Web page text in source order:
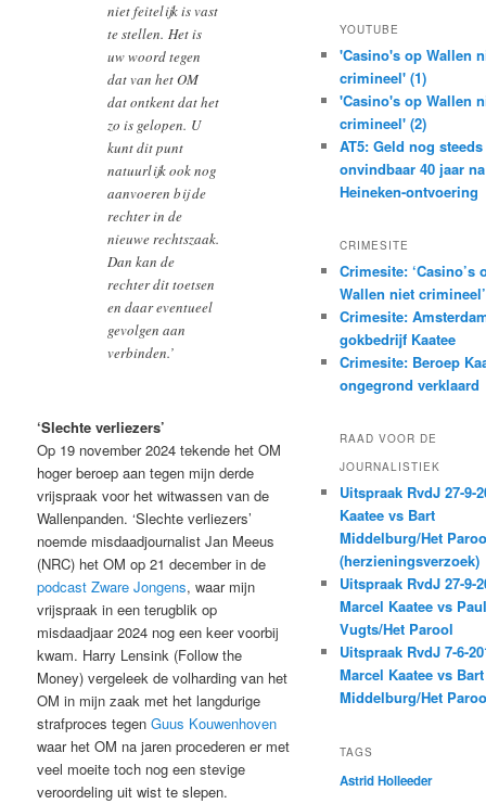
niet feitelijk is vast
te stellen. Het is
uw woord tegen
dat van het OM
dat ontkent dat het
zo is gelopen. U
kunt dit punt
natuurlijk ook nog
aanvoeren bij de
rechter in de
nieuwe rechtszaak.
Dan kan de
rechter dit toetsen
en daar eventueel
gevolgen aan
verbinden.’
‘Slechte verliezers’
Op 19 november 2024 tekende het OM
hoger beroep aan tegen mijn derde
vrijspraak voor het witwassen van de
Wallenpanden. ‘Slechte verliezers’
noemde misdaadjournalist Jan Meeus
(NRC) het OM op 21 december in de
podcast Zware Jongens, waar mijn
vrijspraak in een terugblik op
misdaadjaar 2024 nog een keer voorbij
kwam. Harry Lensink (Follow the
Money) vergeleek de volharding van het
OM in mijn zaak met het langdurige
strafproces tegenGuus Kouwenhoven
waar het OM na jaren procederen er met
veel moeite toch nog een stevige
veroordeling uit wist te slepen.
YOUTUBE
'Casino's op Wallen
crimineel' (1)
'Casino's op Wallen
crimineel' (2)
AT5: Geld nog steeds
onvindbaar 40 jaar
Heineken-ontvoering
CRIMESITE
Crimesite: ‘Casino’s
Wallen niet crimineel’
Crimesite:
gokbedrijf Kaatee
Crimesite: Beroep
ongegrond verklaard
RAAD VOOR DE
JOURNALISTIEK
Uitspraak RvdJ 27-9-
Kaatee vs Bart
Middelburg/Het
(herzieningsverzoek)
Uitspraak RvdJ 27-9-
Marcel Kaatee vs Paul
Vugts/Het Parool
Uitspraak RvdJ 7-6-
Marcel Kaatee vs Bart
Middelburg/Het
TAGS
Astrid Holleeder